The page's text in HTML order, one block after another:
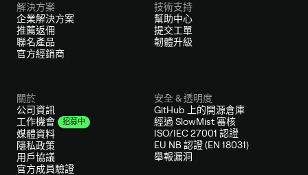
解決方案
企業解決方案
推薦返佣
聯名產品
官方經銷商
技術支持
幫助中心
提交工單
韌體升級
關於
公司資訊
工作機會
招募中
媒體資料
隱私政策
用戶協議
官方成員驗證
安全 & 透明度
GitHub 上的開源倉庫
經過 SlowMist 審核
ISO/IEC 27001 認證
EU NB 認證 (EN 18031)
舉報漏洞